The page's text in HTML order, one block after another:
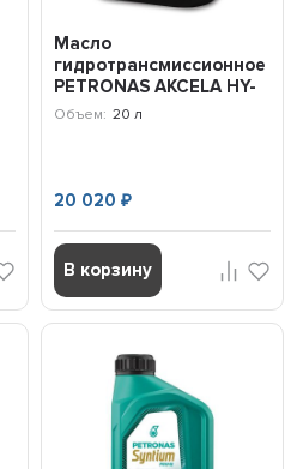
Масло
гидротрансмиссионное
PETRONAS AKCELA HY-
TRAN ULTRACTION
Объем: 20 л
20 020 ₽
В корзину